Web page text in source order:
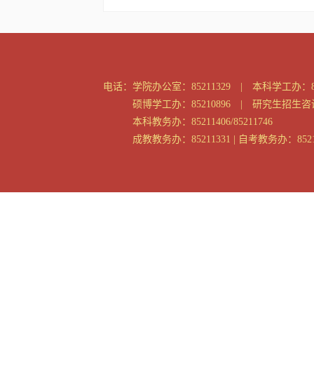
电话： 学院办公室：85211329 | 本科学工办：
硕博学工办：85210896 | 研究生招生咨
本科教务办：85211406/85211746
成教教务办：85211331 | 自考教务办：